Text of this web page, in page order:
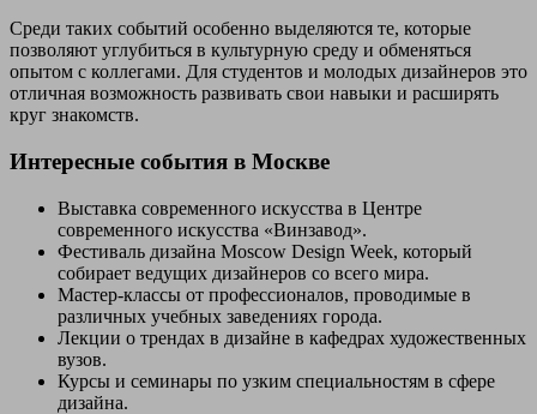
Среди таких событий особенно выделяются те, которые
позволяют углубиться в культурную среду и обменяться
опытом с коллегами. Для студентов и молодых дизайнеров это
отличная возможность развивать свои навыки и расширять
круг знакомств.
Интересные события в Москве
Выставка современного искусства в Центре
современного искусства «Винзавод».
Фестиваль дизайна Moscow Design Week, который
собирает ведущих дизайнеров со всего мира.
Мастер-классы от профессионалов, проводимые в
различных учебных заведениях города.
Лекции о трендах в дизайне в кафедрах художественных
вузов.
Курсы и семинары по узким специальностям в сфере
дизайна.